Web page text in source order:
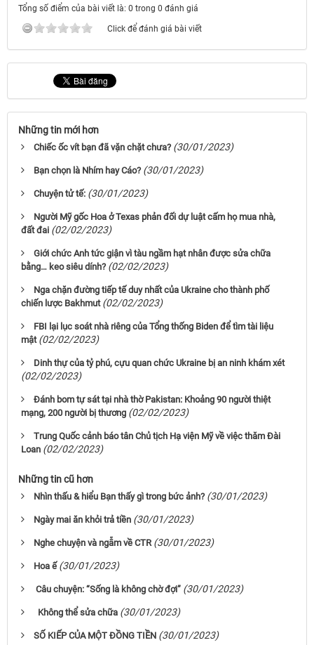
Tổng số điểm của bài viết là: 0 trong 0 đánh giá
Click để đánh giá bài viết
Những tin mới hơn
Chiếc ốc vít bạn đã vặn chặt chưa? (30/01/2023)
Bạn chọn là Nhím hay Cáo? (30/01/2023)
Chuyện tử tế: (30/01/2023)
Người Mỹ gốc Hoa ở Texas phản đối dự luật cấm họ mua nhà,
đất đai (02/02/2023)
Giới chức Anh tức giận vì tàu ngầm hạt nhân được sửa chữa
bằng… keo siêu dính? (02/02/2023)
Nga chặn đường tiếp tế duy nhất của Ukraine cho thành phố
chiến lược Bakhmut (02/02/2023)
FBI lại lục soát nhà riêng của Tổng thống Biden để tìm tài liệu
mật (02/02/2023)
Dinh thự của tỷ phú, cựu quan chức Ukraine bị an ninh khám xét
(02/02/2023)
Đánh bom tự sát tại nhà thờ Pakistan: Khoảng 90 người thiệt
mạng, 200 người bị thương (02/02/2023)
Trung Quốc cảnh báo tân Chủ tịch Hạ viện Mỹ về việc thăm Đài
Loan (02/02/2023)
Những tin cũ hơn
Nhìn thấu & hiểu Bạn thấy gì trong bức ảnh? (30/01/2023)
Ngày mai ăn khỏi trả tiền (30/01/2023)
Nghe chuyện và ngẫm về CTR (30/01/2023)
Hoa ế (30/01/2023)
Câu chuyện: “Sống là không chờ đợi” (30/01/2023)
Không thể sửa chữa (30/01/2023)
SỐ KIẾP CỦA MỘT ĐỒNG TIỀN (30/01/2023)